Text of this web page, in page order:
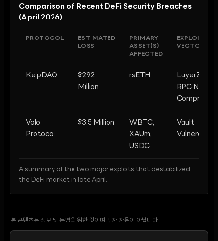
Comparison of Recent DeFi Security Breaches
(April 2026)
PROTOCOL
ESTIMATED
LOSS
PRIMARY
ASSET(S)
AFFECTED
EXPLOIT
VECTOR
KelpDAO
$292
Million
rsETH
LayerZero
RPC Node
Volo
Protocol
$3.5 Million
WBTC,
XAUm,
USDC
Vault
Vulnerability
A summary of the two major exploits that destabilized
the DeFi market in late April.
본 콘텐츠는 정보 및 논평을 위한 것이며 투자 자문이 아닙니다.